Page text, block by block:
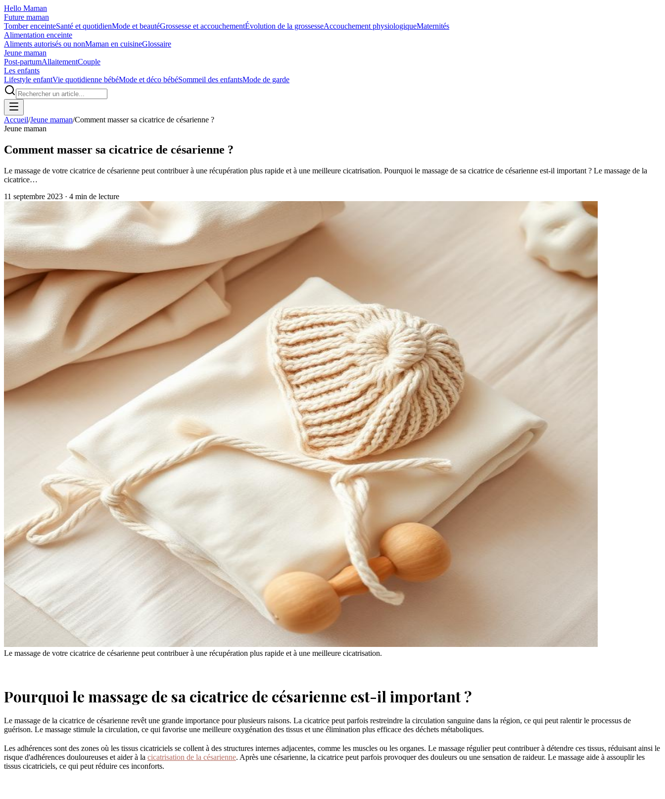
Hello Maman
Future maman
Tomber enceinteSanté et quotidienMode et beautéGrossesse et accouchementÉvolution de la grossesseAccouchement physiologiqueMaternités
Alimentation enceinte
Aliments autorisés ou nonMaman en cuisineGlossaire
Jeune maman
Post-partumAllaitementCouple
Les enfants
Lifestyle enfantVie quotidienne bébéMode et déco bébéSommeil des enfantsMode de garde
Accueil/Jeune maman/Comment masser sa cicatrice de césarienne ?
Jeune maman
Comment masser sa cicatrice de césarienne ?
Le massage de votre cicatrice de césarienne peut contribuer à une récupération plus rapide et à une meilleure cicatrisation. Pourquoi le massage de sa cicatrice de césarienne est-il important ? Le massage de la
cicatrice…
11 septembre 2023 · 4 min de lecture
Le massage de votre cicatrice de césarienne peut contribuer à une récupération plus rapide et à une meilleure cicatrisation.
Pourquoi le massage de sa cicatrice de césarienne est-il important ?
Le massage de la cicatrice de césarienne revêt une grande importance pour plusieurs raisons. La cicatrice peut parfois restreindre la circulation sanguine dans la région, ce qui peut ralentir le processus de
guérison. Le massage stimule la circulation, ce qui favorise une meilleure oxygénation des tissus et une élimination plus efficace des déchets métaboliques.
Les adhérences sont des zones où les tissus cicatriciels se collent à des structures internes adjacentes, comme les muscles ou les organes. Le massage régulier peut contribuer à détendre ces tissus, réduisant ainsi le
risque d'adhérences douloureuses et aider à la cicatrisation de la césarienne. Après une césarienne, la cicatrice peut parfois provoquer des douleurs ou une sensation de raideur. Le massage aide à assouplir les
tissus cicatriciels, ce qui peut réduire ces inconforts.